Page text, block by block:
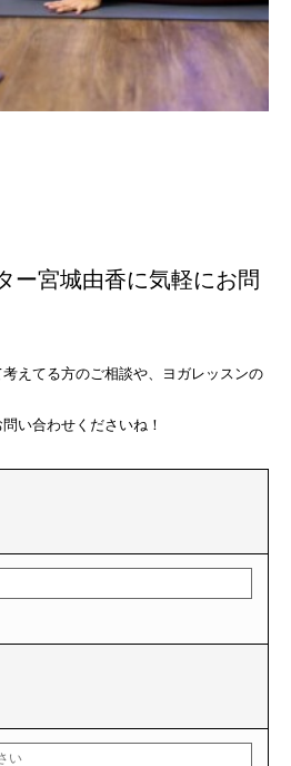
ー宮城由香に気軽にお問
えてる方のご相談や、ヨガレッスンの
い合わせくださいね！